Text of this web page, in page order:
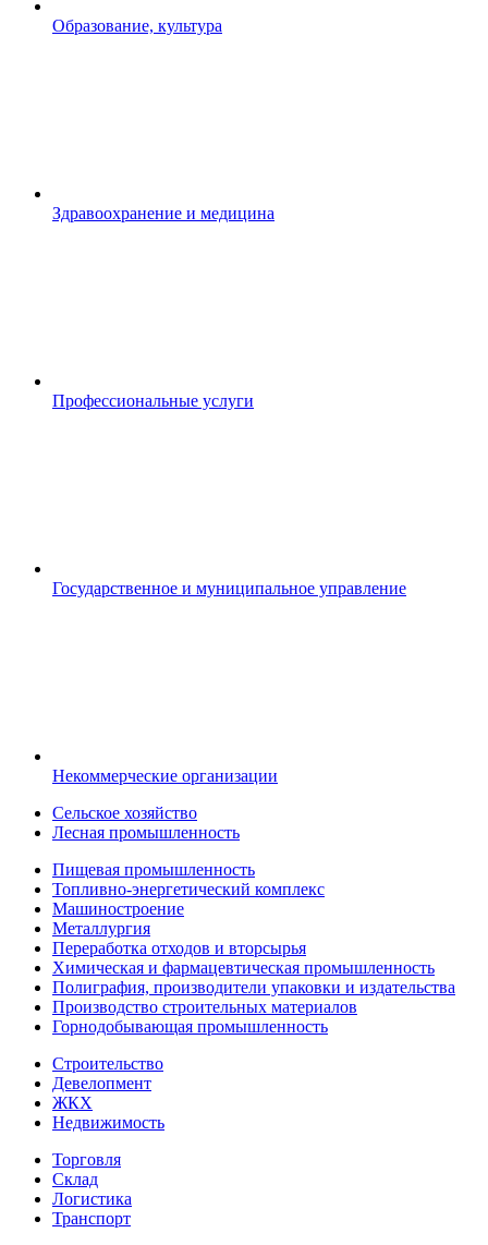
Образование, культура
Здравоохранение и медицина
Профессиональные услуги
Государственное и муниципальное управление
Некоммерческие организации
Сельское хозяйство
Лесная промышленность
Пищевая промышленность
Топливно-энергетический комплекс
Машиностроение
Металлургия
Переработка отходов и вторсырья
Химическая и фармацевтическая промышленность
Полиграфия, производители упаковки и издательства
Производство строительных материалов
Горнодобывающая промышленность
Строительство
Девелопмент
ЖКХ
Недвижимость
Торговля
Склад
Логистика
Транспорт